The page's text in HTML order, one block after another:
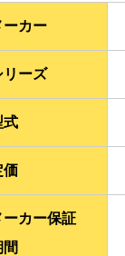
ーカー
リーズ
式
価
ーカー保証
間